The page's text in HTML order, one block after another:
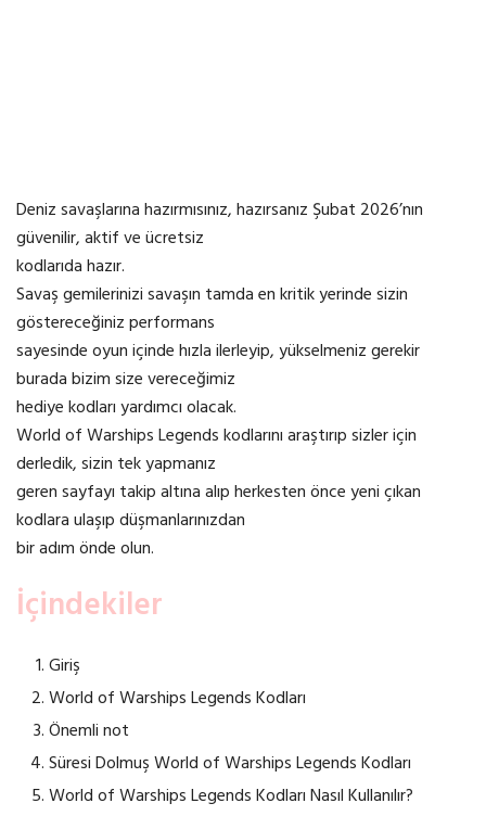
Deniz savaşlarına hazırmısınız, hazırsanız Şubat 2026’nın
güvenilir, aktif ve ücretsiz
kodlarıda hazır.
Savaş gemilerinizi savaşın tamda en kritik yerinde sizin
göstereceğiniz performans
sayesinde oyun içinde hızla ilerleyip, yükselmeniz gerekir
burada bizim size vereceğimiz
hediye kodları yardımcı olacak.
World of Warships Legends kodlarını araştırıp sizler için
derledik, sizin tek yapmanız
geren sayfayı takip altına alıp herkesten önce yeni çıkan
kodlara ulaşıp düşmanlarınızdan
bir adım önde olun.
İçindekiler
Giriş
World of Warships Legends Kodları
Önemli not
Süresi Dolmuş World of Warships Legends Kodları
World of Warships Legends Kodları Nasıl Kullanılır?